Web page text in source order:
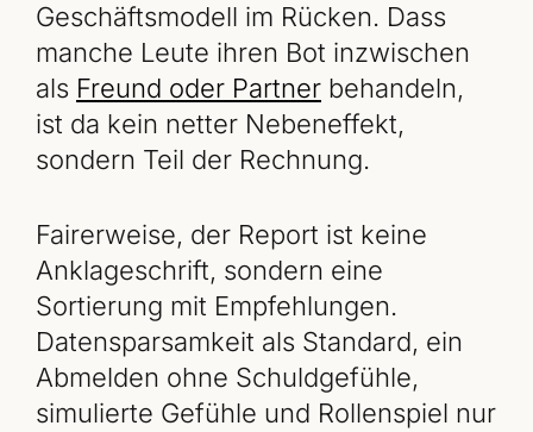
Geschäftsmodell im Rücken. Dass
manche Leute ihren Bot inzwischen
als Freund oder Partner behandeln,
ist da kein netter Nebeneffekt,
sondern Teil der Rechnung.
Fairerweise, der Report ist keine
Anklageschrift, sondern eine
Sortierung mit Empfehlungen.
Datensparsamkeit als Standard, ein
Abmelden ohne Schuldgefühle,
simulierte Gefühle und Rollenspiel nur